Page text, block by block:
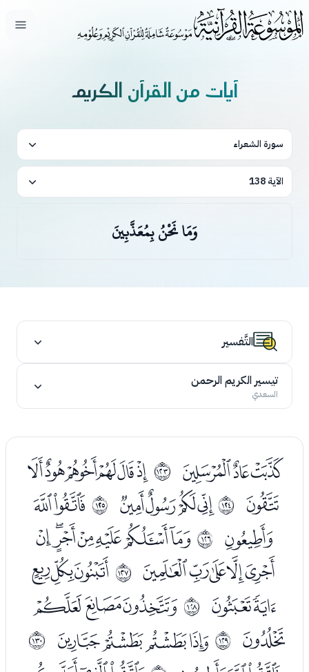
فتح
آيات من القرآن الكريم
سورة الشعراء
الآية 138
وَمَا نَحْنُ بِمُعَذَّبِينَ
التَّفسير
تيسير الكريم الرحمن
السعدي
ﮡﮢﮣ ﱺﮥﮦﮧﮨﮩﮪ
ﮫ ﱻﮭﮮﮯﮰ ﱼ ﯓﯔ
ﯕ ﱽﯗﯘﯙﯚﯛﯜﯝ
ﯞﯟﯠﯡﯢ ﱾ ﯤﯥﯦ
ﯧﯨ ﱿﯪﯫﯬ
ﯭ ﲀﯯﯰﯱﯲ ﲁ